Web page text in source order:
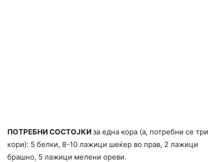
ПОТРЕБНИ СОСТОЈКИ за една кора (а, потребни се три
кори): 5 белки, 8-10 лажици шеќер во прав, 2 лажици
брашно, 5 лажици мелени ореви.